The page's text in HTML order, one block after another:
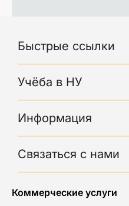
Быстрые ссылки
Учёба в НУ
Информация
Связаться с нами
Коммерческие услуги